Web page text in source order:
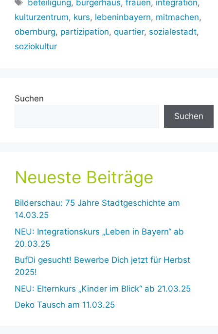
beteiligung, bürgerhaus,frauen, integration,
kulturzentrum, kurs, lebeninbayern, mitmachen,
obernburg, partizipation, quartier, sozialestadt,
soziokultur
Suchen
Suchen
Neueste Beiträge
Bilderschau: 75 Jahre Stadtgeschichte am
14.03.25
NEU: Integrationskurs „Leben in Bayern“ ab
20.03.25
BufDi gesucht! Bewerbe Dich jetzt für Herbst
2025!
NEU: Elternkurs „Kinder im Blick“ ab 21.03.25
Deko Tausch am 11.03.25